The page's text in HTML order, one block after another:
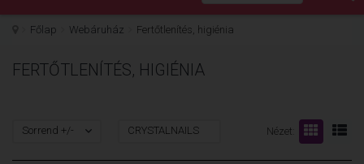
Főlap Webáruház Fertőtlenítés, higiénia
FERTŐTLENÍTÉS, HIGIÉNIA
Nézet:
Sorrend +/- CRYSTALNAILS